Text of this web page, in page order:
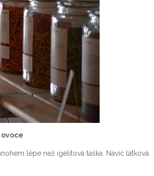
lépe než igelitová taška. Navíc látková